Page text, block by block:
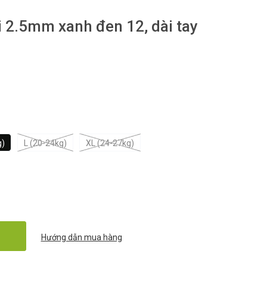
xanh đen 12, dài tay
L (20-24kg) XL (24-27kg)
Hướng dẫn mua hàng